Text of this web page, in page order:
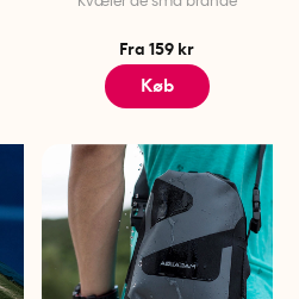
Fra 159 kr
Køb